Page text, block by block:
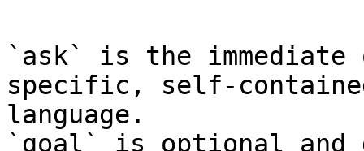
`ask` is the
specific, self-
language.
`goal` is optional and